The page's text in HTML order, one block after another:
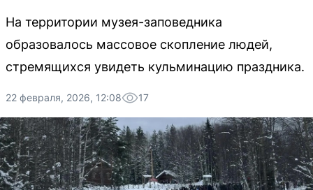
На территории музея-заповедника
образовалось массовое скопление людей,
стремящихся увидеть кульминацию праздника.
22 февраля, 2026, 12:08 17